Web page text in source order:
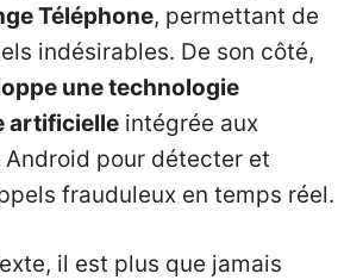
Téléphone, permettant de
indésirables. De son côté,
une technologie
artificielle intégrée aux
pour détecter et
frauduleux en temps réel.
il est plus que jamais